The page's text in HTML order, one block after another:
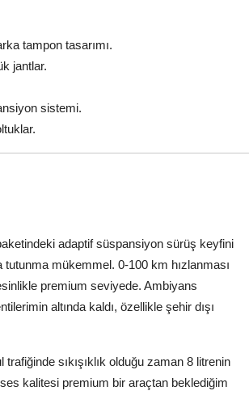
tampon tasarımı.
jantlar.
sistemi.
adaptif süspansiyon sürüş keyfini
mükemmel. 0-100 km hızlanması
premium seviyede. Ambiyans
altında kaldı, özellikle şehir dışı
sıkışıklık olduğu zaman 8 litrenin
kalitesi premium bir araçtan beklediğim